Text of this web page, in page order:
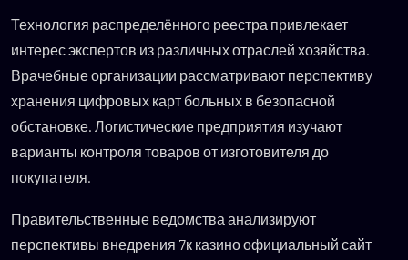
Технология распределённого реестра привлекает
интерес экспертов из различных отраслей хозяйства.
Врачебные организации рассматривают перспективу
хранения цифровых карт больных в безопасной
обстановке. Логистические предприятия изучают
варианты контроля товаров от изготовителя до
покупателя.
Правительственные ведомства анализируют
перспективы внедрения 7к казино официальный сайт